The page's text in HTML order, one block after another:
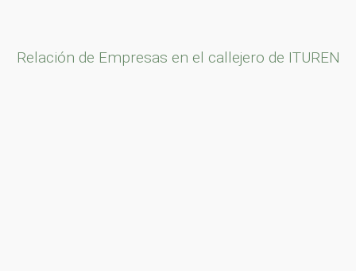
Relación de Empresas en el callejero de ITUREN